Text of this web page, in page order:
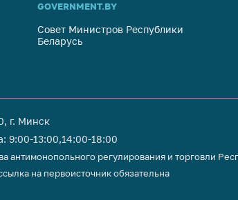
GOVERNMENT.BY
Совет Министров Республики
Беларусь
г. Минск
9:00-13:00,14:00-18:00
антимонопольного регулирования и торговли
на первоисточник обязательна